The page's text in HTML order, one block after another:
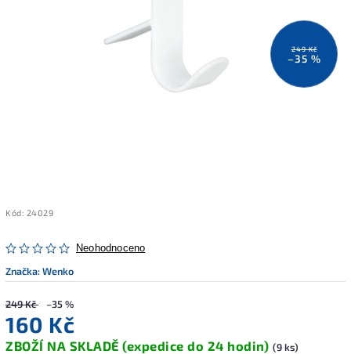
249 Kč
–35 %
Kód: 24029
Neohodnoceno
Značka:Wenko
249 Kč –35 %
160 Kč
ZBOŽÍ NA SKLADĚ (expedice do 24 hodin) (9 ks)